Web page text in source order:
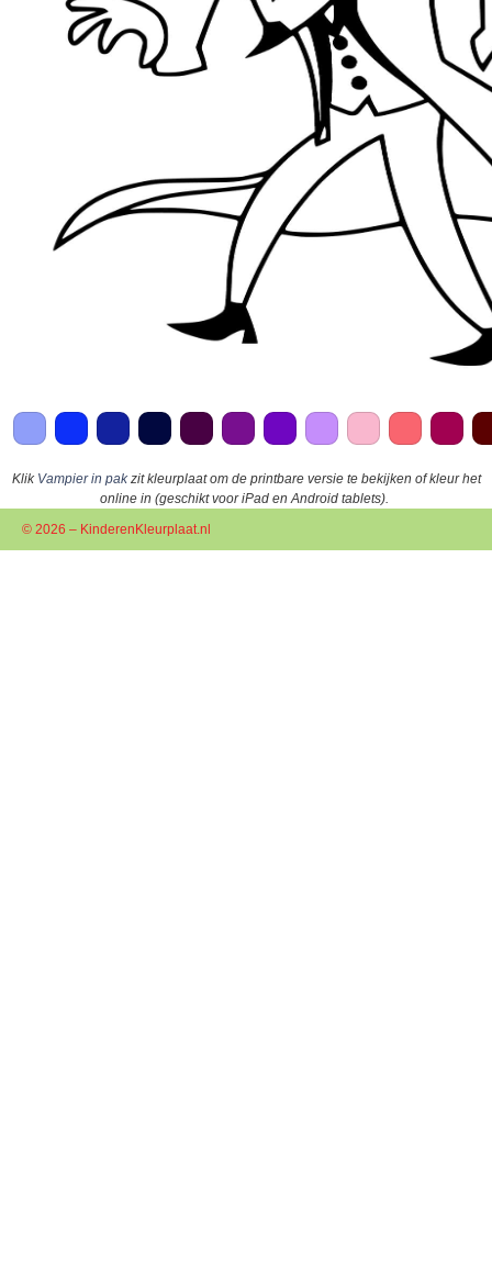
Klik Vampier in pakzit kleurplaat om de printbare versie te bekijken of kleur het
online in (geschikt voor iPad en Android tablets).
© 2026 – KinderenKleurplaat.nl